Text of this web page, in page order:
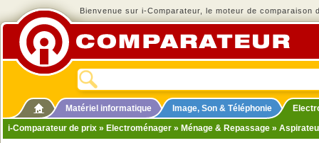
Bienvenue sur i-Comparateur, le moteur de comparaison
Matériel informatique Image, Son & Téléphonie
i-Comparateur de prix » Electroménager » Ménage & Repassage »